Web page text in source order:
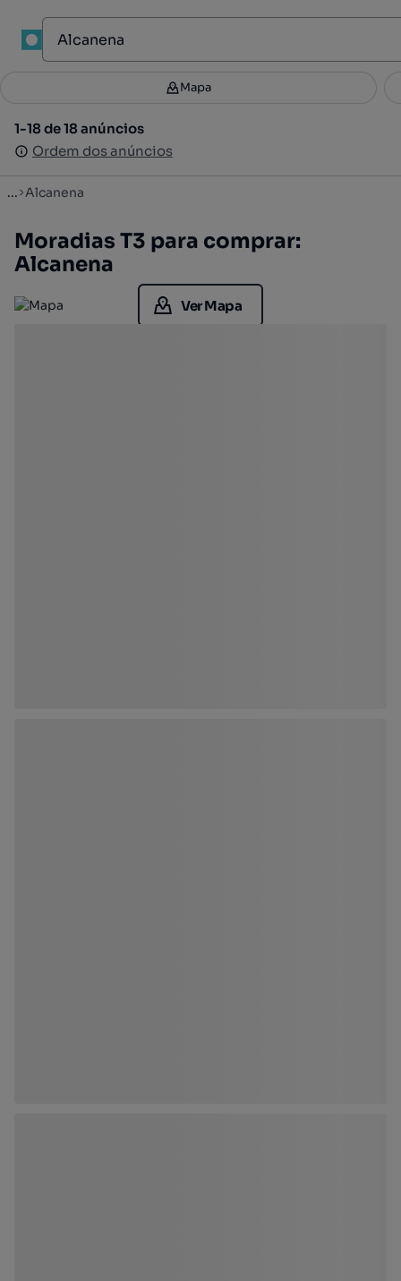
Filtros 3
1-18 de 18 anúncios
Ordem dos anúncios
Mapa
1-18 de 18 anúncios
Ordem dos anúncios
... Alcanena
Moradias T3 para comprar:
Alcanena
Ver Mapa